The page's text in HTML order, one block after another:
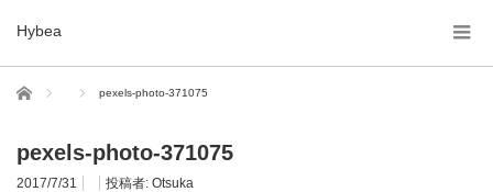
Hybea
ホーム pexels-photo-371075
pexels-photo-371075
2017/7/31 投稿者: Otsuka